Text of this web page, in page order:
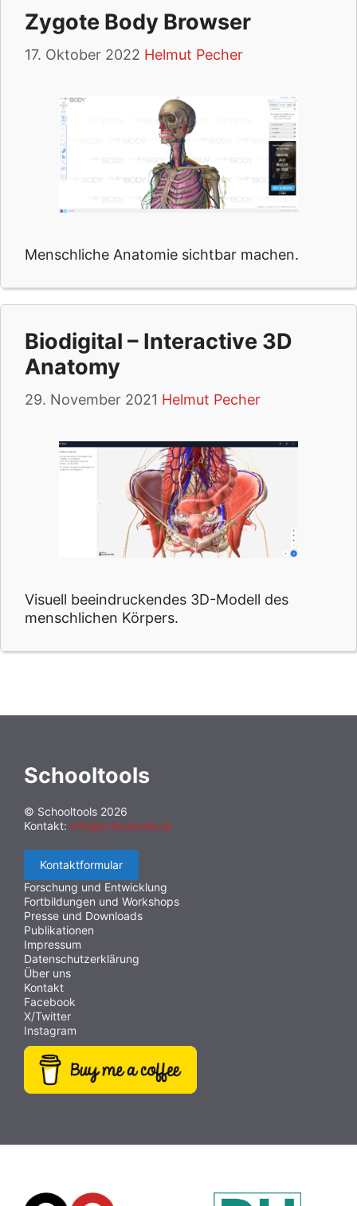
Zygote Body Browser
17. Oktober 2022 Helmut Pecher
Menschliche Anatomie sichtbar machen.
Biodigital – Interactive 3D
Anatomy
29. November 2021 Helmut Pecher
Visuell beeindruckendes 3D-Modell des
menschlichen Körpers.
Schooltools
© Schooltools 2026
Kontakt: info@schooltools.at
Kontaktformular
Forschung und Entwicklung
Fortbildungen und Workshops
Presse und Downloads
Publikationen
Impressum
Datenschutzerklärung
Über uns
Kontakt
Facebook
X/Twitter
Instagram